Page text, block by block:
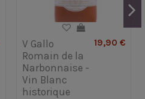
V Gallo
Romain de la
Narbonnaise -
Vin Blanc
historique
19,90 €